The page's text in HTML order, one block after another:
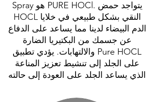
Spray هو PURE HOCl. يتواجد حمض
HOCL النقي بشكل طبيعي في خلايا
الدم البيضاء لدينا مما يساعد على الدفاع
عن جسمك من البكتيريا الضارة
والالتهابات. يؤدي تطبيق Pure HOCL
على الجلد إلى تنشيط تعزيز المناعة
الذي يساعد الجلد على العودة إلى حالته